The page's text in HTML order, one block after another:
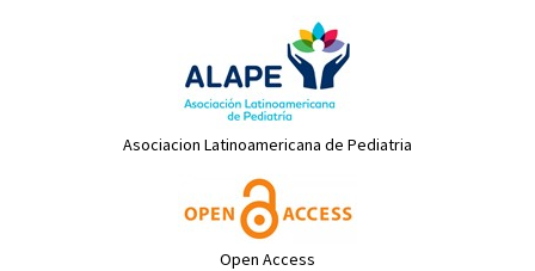
Asociacion Latinoamericana de Pediatria
Open Access